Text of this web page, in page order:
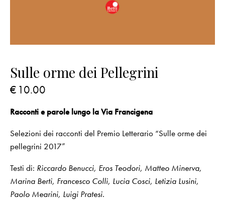
Sulle orme dei Pellegrini
€ 10.00
Racconti e parole lungo la Via Francigena
Selezioni dei racconti del Premio Letterario “Sulle orme dei
pellegrini 2017”
Testi di: Riccardo Benucci, Eros Teodori, Matteo Minerva,
Marina Berti, Francesco Colli, Lucia Cosci, Letizia Lusini,
Paolo Mearini, Luigi Pratesi.